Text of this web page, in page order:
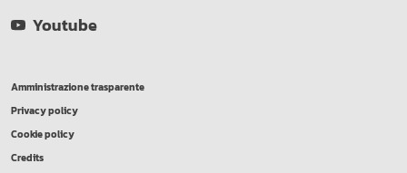
Youtube
Amministrazione trasparente
Privacy policy
Cookie policy
Credits